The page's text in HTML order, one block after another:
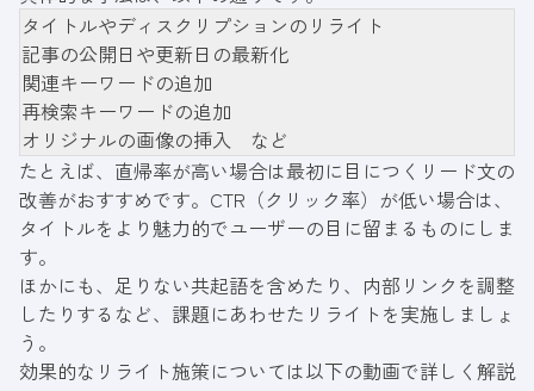
タイトルやディスクリプションのリライト
記事の公開日や更新日の最新化
関連キーワードの追加
再検索キーワードの追加
オリジナルの画像の挿入 など
たとえば、直帰率が高い場合は最初に目につくリード文の
改善がおすすめです。CTR（クリック率）が低い場合は、
タイトルをより魅力的でユーザーの目に留まるものにしま
す。
ほかにも、足りない共起語を含めたり、内部リンクを調整
したりするなど、課題にあわせたリライトを実施しましょ
う。
効果的なリライト施策については以下の動画で詳しく解説